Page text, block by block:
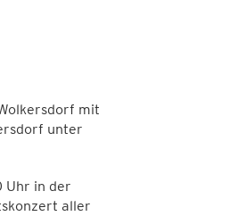
mit
unter
Uhr in der
aller